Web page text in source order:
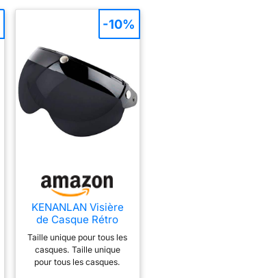
KENANLAN Visière
de Casque Rétro
Universelle à 3
Boutons-Pression
Coupe-Vent
Protection Solaire
Taille unique pour tous les
casques. Taille unique
pour tous les casques.
-10%